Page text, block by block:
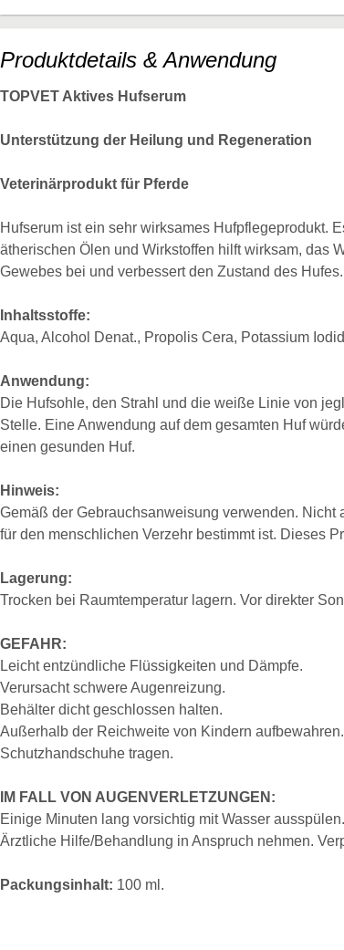
Produktdetails & Anwendung
TOPVET Aktives Hufserum
Unterstützung der Heilung und Regeneration
Veterinärprodukt für Pferde
Hufserum ist ein sehr wirksames Hufpflegeprodukt.
ätherischen Ölen und Wirkstoffen hilft wirksam, das
Gewebes bei und verbessert den Zustand des Hufes.
Inhaltsstoffe:
Aqua, Alcohol Denat., Propolis Cera, Potassium
Anwendung:
Die Hufsohle, den Strahl und die weiße Linie von
Stelle. Eine Anwendung auf dem gesamten Huf
einen gesunden Huf.
Hinweis:
Gemäß der Gebrauchsanweisung verwenden.
für den menschlichen Verzehr bestimmt ist. Dieses
Lagerung:
Trocken bei Raumtemperatur lagern. Vor direkter
GEFAHR:
Leicht entzündliche Flüssigkeiten und Dämpfe.
Verursacht schwere Augenreizung.
Behälter dicht geschlossen halten.
Außerhalb der Reichweite von Kindern aufbewahren.
Schutzhandschuhe tragen.
IM FALL VON AUGENVERLETZUNGEN:
Einige Minuten lang vorsichtig mit Wasser
Ärztliche Hilfe/Behandlung in Anspruch nehmen.
Packungsinhalt: 100 ml.